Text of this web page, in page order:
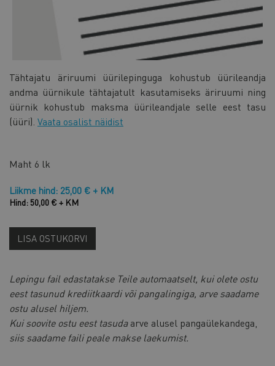
Tähtajatu äriruumi üürilepinguga kohustub üürileandja
andma üürnikule tähtajatult kasutamiseks äriruumi ning
üürnik kohustub maksma üürileandjale selle eest tasu
(üüri). Vaata osalist näidist
Maht 6 lk
Liikme hind: 25,00 € + KM
Hind: 50,00 € + KM
LISA OSTUKORVI
Lepingu fail edastatakse Teile automaatselt, kui olete ostu
eest tasunud krediitkaardi või pangalingiga, arve saadame
ostu alusel hiljem.
Kui soovite ostu eest tasudaarve alusel pangaülekandega,
siis saadame faili peale makse laekumist.